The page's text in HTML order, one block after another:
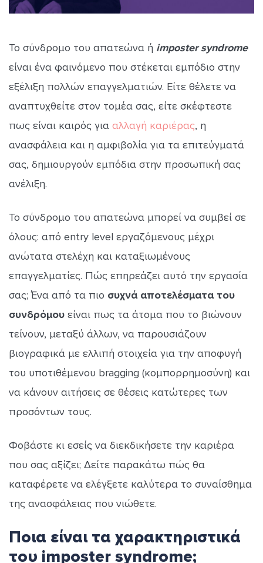
Το σύνδρομο του απατεώνα ή imposter syndrome
είναι ένα φαινόμενο που στέκεται εμπόδιο στην
εξέλιξη πολλών επαγγελματιών. Είτε θέλετε να
αναπτυχθείτε στον τομέα σας, είτε σκέφτεστε
πως είναι καιρός για αλλαγή καριέρας, η
ανασφάλεια και η αμφιβολία για τα επιτεύγματά
σας, δημιουργούν εμπόδια στην προσωπική σας
ανέλιξη.
Το σύνδρομο του απατεώνα μπορεί να συμβεί σε
όλους: από entry level εργαζόμενους μέχρι
ανώτατα στελέχη και καταξιωμένους
επαγγελματίες. Πώς επηρεάζει αυτό την εργασία
σας; Ένα από τα πιο συχνά αποτελέσματα του
συνδρόμου είναι πως τα άτομα που το βιώνουν
τείνουν, μεταξύ άλλων, να παρουσιάζουν
βιογραφικά με ελλιπή στοιχεία για την αποφυγή
του υποτιθέμενου bragging (κομπορρημοσύνη) και
να κάνουν αιτήσεις σε θέσεις κατώτερες των
προσόντων τους.
Φοβάστε κι εσείς να διεκδικήσετε την καριέρα
που σας αξίζει; Δείτε παρακάτω πώς θα
καταφέρετε να ελέγξετε καλύτερα το συναίσθημα
της ανασφάλειας που νιώθετε.
Ποια είναι τα χαρακτηριστικά
του imposter syndrome;